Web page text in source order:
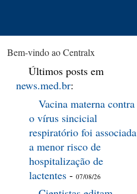
Bem-vindo ao Centralx
Últimos posts em
news.med.br:
Vacina materna contra
o vírus sincicial
respiratório foi associada
a menor risco de
hospitalização de
lactentes - 07/08/26